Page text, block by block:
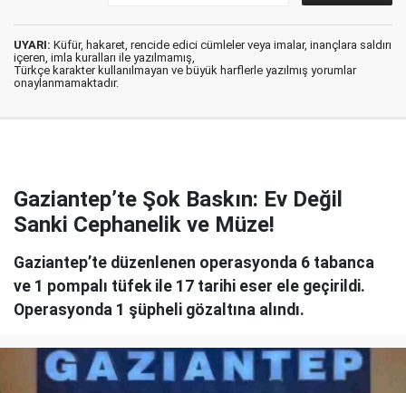
UYARI: Küfür, hakaret, rencide edici cümleler veya imalar, inançlara saldırı
içeren, imla kuralları ile yazılmamış,
Türkçe karakter kullanılmayan ve büyük harflerle yazılmış yorumlar
onaylanmamaktadır.
Gaziantep’te Şok Baskın: Ev Değil
Sanki Cephanelik ve Müze!
Gaziantep’te düzenlenen operasyonda 6 tabanca
ve 1 pompalı tüfek ile 17 tarihi eser ele geçirildi.
Operasyonda 1 şüpheli gözaltına alındı.